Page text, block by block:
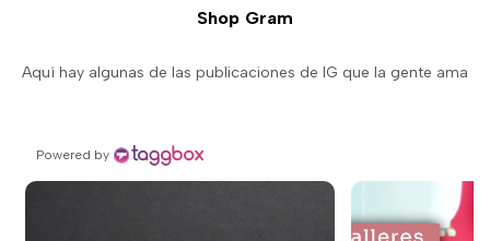
Shop Gram
Aquí hay algunas de las publicaciones de IG que la gente ama
Powered by